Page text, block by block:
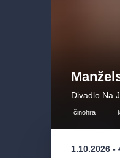
Divadlo Na
činohra
1.10.2026 -